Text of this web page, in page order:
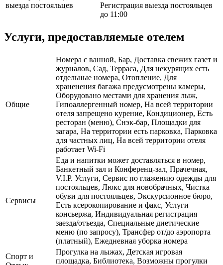
выезда постояльцев
Регистрация выезда постояльцев
до 11:00
Услуги, предоставляемые отелем
Общие
Номера с ванной, Бар, Доставка свежих газет и
журналов, Сад, Терраса, Для некурящих есть
отдельные номера, Отопление, Для
храненения багажа предусмотрены камеры,
Оборудовано местами для хранения лыж,
Гипоаллергенный номер, На всей территории
отеля запрещено курение, Кондиционер, Есть
ресторан (меню), Снэк-бар, Площадки для
загара, На территории есть парковка, Парковка
для частных лиц, На всей территории отеля
работает Wi-Fi
Сервисы
Еда и напитки может доставляться в номер,
Банкетный зал и Конференц-зал, Прачечная,
V.I.P. Услуги, Сервис по глажению одежды для
постояльцев, Люкс для новобрачных, Чистка
обуви для постояльцев, Экскурсионное бюро,
Есть ксерокопирование и факс, Услуги
консьержа, Индивидуальная регистрация
заезда/отъезда, Специальные диетические
меню (по запросу), Трансфер от/до аэропорта
(платный), Ежедневная уборка номера
Спорт и
Прогулка на лыжах, Детская игровая
площадка, Библиотека, Возможны прогулки